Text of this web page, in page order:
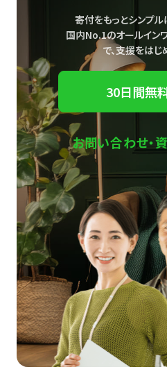
寄付をもっとシンプル
国内No.1のオールイン
で、支援をはじ
30日間無
お問い合わせ・